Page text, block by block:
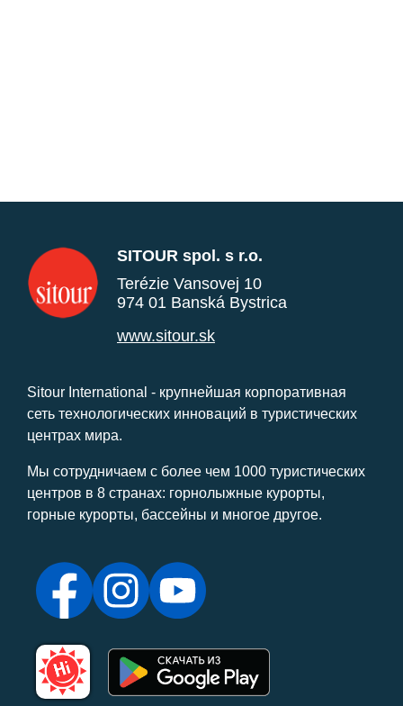
SITOUR spol. s r.o.
Terézie Vansovej 10
974 01 Banská Bystrica
www.sitour.sk
Sitour International - крупнейшая корпоративная
сеть технологических инноваций в туристических
центрах мира.
Мы сотрудничаем с более чем 1000 туристических
центров в 8 странах: горнолыжные курорты,
горные курорты, бассейны и многое другое.